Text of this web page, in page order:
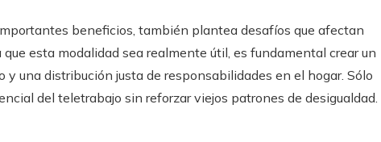
beneficios, también plantea desafíos que afectan
esta modalidad sea realmente útil, es fundamental crear un
y una distribución justa de responsabilidades en el hogar. Sólo
del teletrabajo sin reforzar viejos patrones de desigualdad.